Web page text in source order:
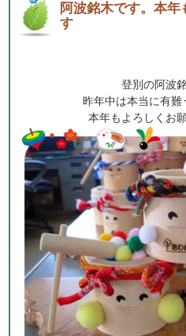
阿波銘木です。本年
す
登別の阿波
昨年中は本当に有難
本年もよろしくお